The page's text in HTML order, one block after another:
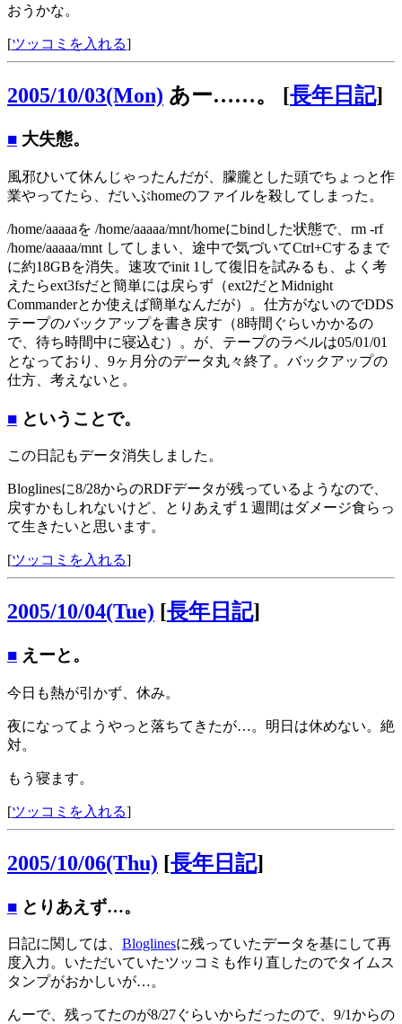
おうかな。
[ツッコミを入れる]
2005/10/03(Mon) あー……。 [長年日記]
■ 大失態。
風邪ひいて休んじゃったんだが、朦朧とした頭でちょっと作
業やってたら、だいぶhomeのファイルを殺してしまった。
/home/aaaaaを /home/aaaaa/mnt/homeにbindした状態で、rm -rf
/home/aaaaa/mnt してしまい、途中で気づいてCtrl+Cするまで
に約18GBを消失。速攻でinit 1して復旧を試みるも、よく考
えたらext3fsだと簡単には戻らず（ext2だとMidnight
Commanderとか使えば簡単なんだが）。仕方がないのでDDS
テープのバックアップを書き戻す（8時間ぐらいかかるの
で、待ち時間中に寝込む）。が、テープのラベルは05/01/01
となっており、9ヶ月分のデータ丸々終了。バックアップの
仕方、考えないと。
■ ということで。
この日記もデータ消失しました。
Bloglinesに8/28からのRDFデータが残っているようなので、
戻すかもしれないけど、とりあえず１週間はダメージ食らっ
て生きたいと思います。
[ツッコミを入れる]
2005/10/04(Tue) [長年日記]
■ えーと。
今日も熱が引かず、休み。
夜になってようやっと落ちてきたが…。明日は休めない。絶
対。
もう寝ます。
[ツッコミを入れる]
2005/10/06(Thu) [長年日記]
■ とりあえず…。
日記に関しては、 Bloglinesに残っていたデータを基にして再
度入力。いただいていたツッコミも作り直したのでタイムス
タンプがおかしいが…。
んーで、残ってたのが8/27ぐらいからだったので、9/1からの